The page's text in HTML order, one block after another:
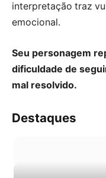
interpretação traz
emocional.
Seu personagem
dificuldade de
mal resolvido.
Destaques